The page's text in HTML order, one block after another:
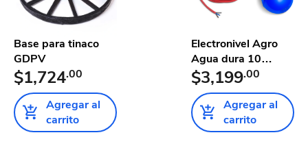
Base para tinaco
GDPV
$1,724.00
Agregar al
carrito
Electronivel Agro
Agua dura 10
metros
$3,199.00
Agregar al
carrito